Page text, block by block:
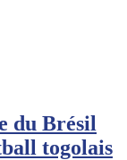
du Brésil
togolais